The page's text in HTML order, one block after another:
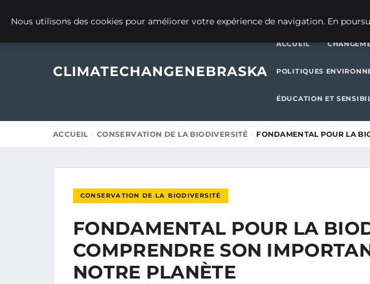
CLIMATECHANGENEBRASKA
ACCUEIL
POLITIQUES
ÉDUCATION ET
ACCUEIL CONSERVATION DE LA BIODIVERSITÉ FONDAMENTAL POUR LA
CONSERVATION DE LA BIODIVERSITÉ
FONDAMENTAL POUR LA
COMPRENDRE SON
NOTRE PLANÈTE
Nous utilisons des cookies pour améliorer votre expérience de navigation. En